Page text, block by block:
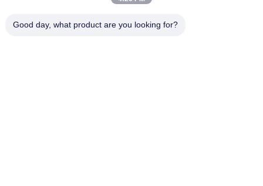
Good day, what product are you looking for?